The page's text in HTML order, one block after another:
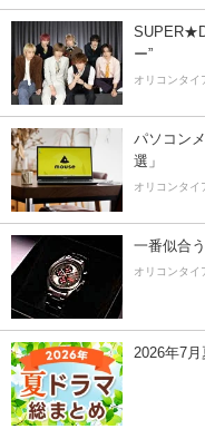
ー”
オリコンタイ
パソコン
選」
オリコンタイ
一番似合
オリコンタイ
2026年7